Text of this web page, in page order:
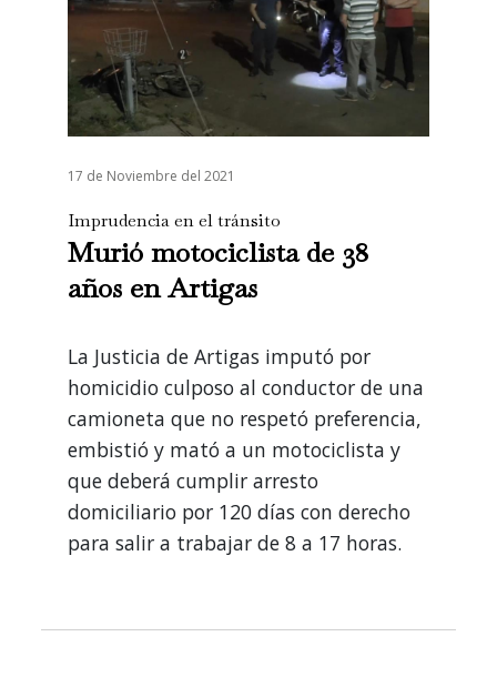
17 de Noviembre del 2021
Imprudencia en el tránsito
Murió motociclista de 38
años en Artigas
La Justicia de Artigas imputó por
homicidio culposo al conductor de una
camioneta que no respetó preferencia,
embistió y mató a un motociclista y
que deberá cumplir arresto
domiciliario por 120 días con derecho
para salir a trabajar de 8 a 17 horas.